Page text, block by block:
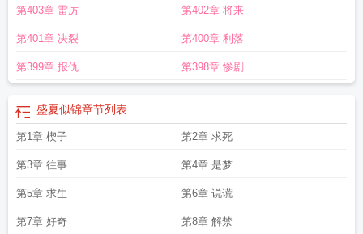
第403章 雷厉 第402章 将来
第401章 决裂 第400章 利落
第399章 报仇 第398章 惨剧
盛夏似锦章节列表
第1章 楔子 第2章 求死
第3章 往事 第4章 是梦
第5章 求生 第6章 说谎
第7章 好奇 第8章 解禁